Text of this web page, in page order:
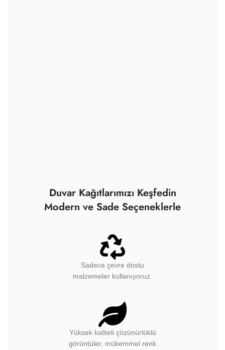
Duvar Kağıtlarımızı Keşfedin
Modern ve Sade Seçeneklerle
Sadece çevre dostu
malzemeler kullanıyoruz.
Yüksek kaliteli çözünürlüklü
görüntüler, mükemmel renk